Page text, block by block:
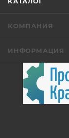
КОМПАНИЯ
ИНФОРМАЦИЯ